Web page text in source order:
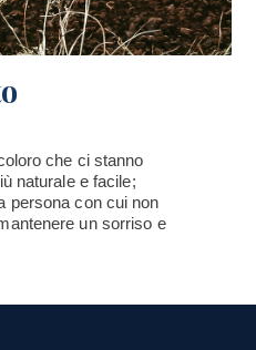
che ci stanno
naturale e facile;
persona con cui non
un sorriso e